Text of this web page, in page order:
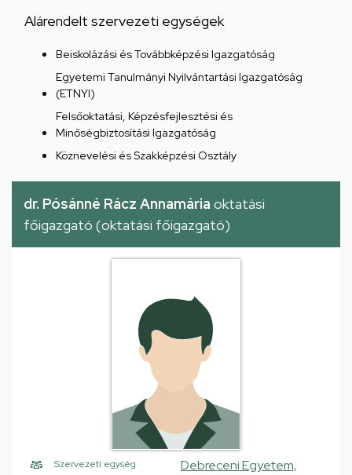
Alárendelt szervezeti egységek
Beiskolázási és Továbbképzési Igazgatóság
Egyetemi Tanulmányi Nyilvántartási Igazgatóság
(ETNYI)
Felsőoktatási, Képzésfejlesztési és
Minőségbiztosítási Igazgatóság
Köznevelési és Szakképzési Osztály
dr. Pósánné Rácz Annamária oktatási
főigazgató (oktatási főigazgató)
Szervezeti egység
Debreceni Egyetem,